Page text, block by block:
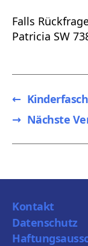
Falls
Patricia SW
←
→ Nächste
Kontakt
Datenschutz